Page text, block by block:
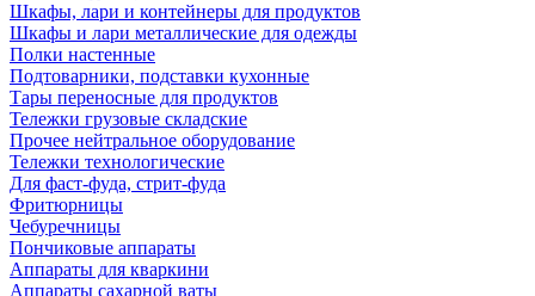
Шкафы, лари и контейнеры для продуктов
Шкафы и лари металлические для одежды
Полки настенные
Подтоварники, подставки кухонные
Тары переносные для продуктов
Тележки грузовые складские
Прочее нейтральное оборудование
Тележки технологические
Для фаст-фуда, стрит-фуда
Фритюрницы
Чебуречницы
Пончиковые аппараты
Аппараты для кваркини
Аппараты сахарной ваты